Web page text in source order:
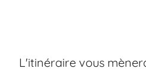
L'itinéraire vous